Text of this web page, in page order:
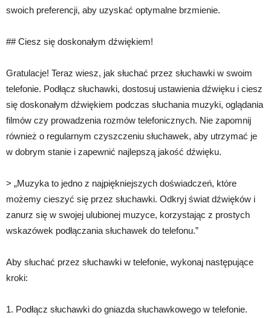
swoich preferencji, aby uzyskać optymalne brzmienie.
## Ciesz się doskonałym dźwiękiem!
Gratulacje! Teraz wiesz, jak słuchać przez słuchawki w swoim
telefonie. Podłącz słuchawki, dostosuj ustawienia dźwięku i ciesz
się doskonałym dźwiękiem podczas słuchania muzyki, oglądania
filmów czy prowadzenia rozmów telefonicznych. Nie zapomnij
również o regularnym czyszczeniu słuchawek, aby utrzymać je
w dobrym stanie i zapewnić najlepszą jakość dźwięku.
> „Muzyka to jedno z najpiękniejszych doświadczeń, które
możemy cieszyć się przez słuchawki. Odkryj świat dźwięków i
zanurz się w swojej ulubionej muzyce, korzystając z prostych
wskazówek podłączania słuchawek do telefonu.”
Aby słuchać przez słuchawki w telefonie, wykonaj następujące
kroki:
1. Podłącz słuchawki do gniazda słuchawkowego w telefonie.